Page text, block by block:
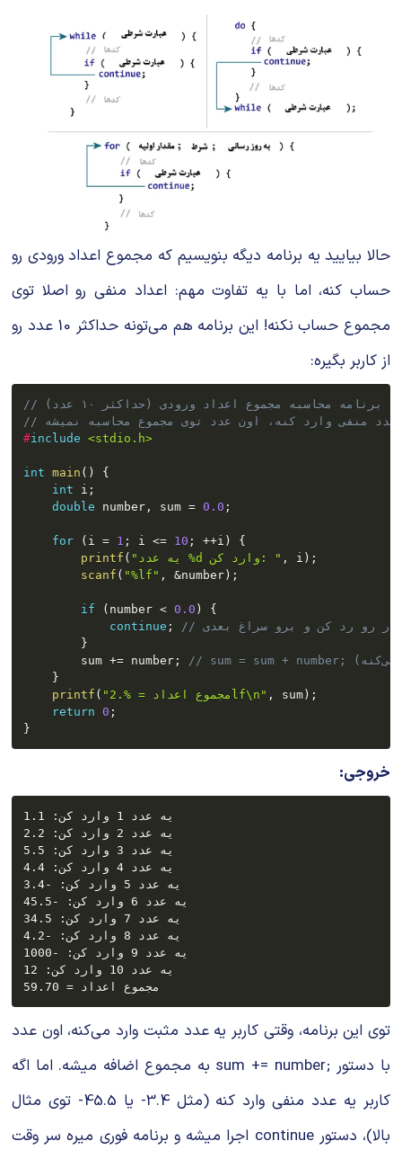
حالا بیایید یه برنامه دیگه بنویسیم که مجموع اعداد ورودی رو
حساب کنه، اما با یه تفاوت مهم: اعداد منفی رو اصلا توی
مجموع حساب نکنه! این برنامه هم می‌تونه حداکثر 10 عدد رو
از کاربر بگیره:
// برنامه محاسبه مجموع اعداد ورودی (حداکثر ۱۰ عدد)
عدد منفی وارد کنه، اون عدد توی مجموع محاسبه نمیشه
#include <stdio.h>
int main ( )
{
int i ;
double number , sum = 0.0 ;
for ( i = 1 ; i <= 10 ; ++i )
{
printf ( "یه عدد %d وارد کن: " , i ) ;
scanf ( "%lf" , &number ) ;
if ( number < 0.0 )
{
continue ;
رو رد کن و برو سراغ بعدی
}
        sum
+= number ;
}
printf ( "مجموع اعداد = %.2lf\n" , sum ) ;
return 0 ;
}
خروجی:
یه عدد 1 وارد کن: 1.1
یه عدد 2 وارد کن: 2.2
یه عدد 3 وارد کن: 5.5
یه عدد 4 وارد کن: 4.4
یه عدد 5 وارد کن: -3.4
یه عدد 6 وارد کن: -45.5
یه عدد 7 وارد کن: 34.5
یه عدد 8 وارد کن: -4.2
یه عدد 9 وارد کن: -1000
یه عدد 10 وارد کن: 12
توی این برنامه، وقتی کاربر یه عدد مثبت وارد می‌کنه، اون عدد
با دستور sum += number; به مجموع اضافه میشه. اما اگه
کاربر یه عدد منفی وارد کنه (مثل-3.4 یا -45.5 توی مثال
بالا)، دستورcontinue اجرا میشه و برنامه فوری میره سر وقت